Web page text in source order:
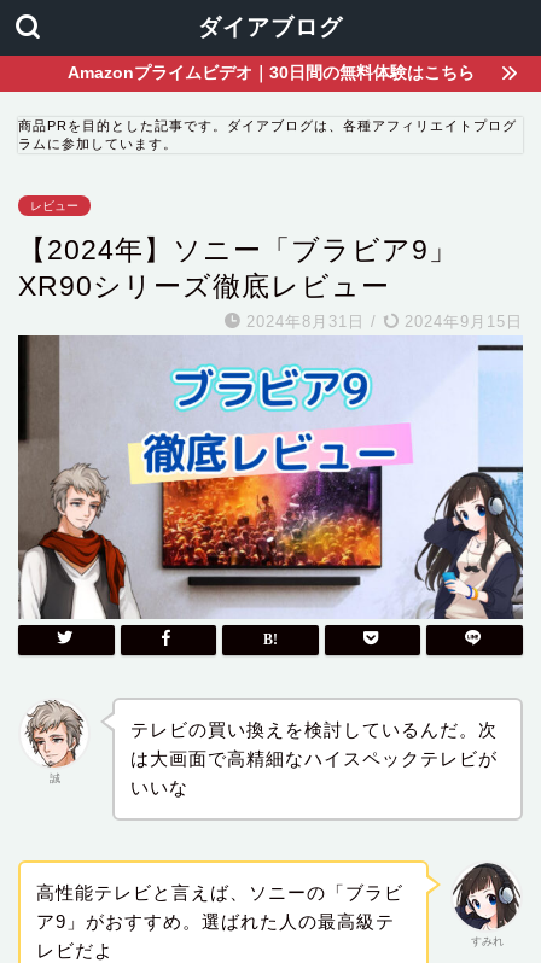
ダイアブログ
Amazonプライムビデオ｜30日間の無料体験はこちら
商品PRを目的とした記事です。ダイアブログは、各種アフィリエイトプログ
ラムに参加しています。
レビュー
【2024年】ソニー「ブラビア9」
XR90シリーズ徹底レビュー
2024年8月31日 / 2024年9月15日
誠
テレビの買い換えを検討しているんだ。次
は大画面で高精細なハイスペックテレビが
いいな
すみれ
高性能テレビと言えば、ソニーの「ブラビ
ア9」がおすすめ。選ばれた人の最高級テ
レビだよ